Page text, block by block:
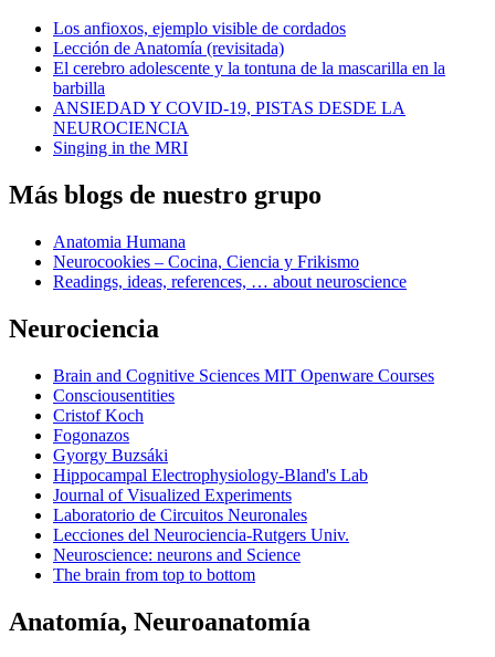
Los anfioxos, ejemplo visible de cordados
Lección de Anatomía (revisitada)
El cerebro adolescente y la tontuna de la mascarilla en la
barbilla
ANSIEDAD Y COVID-19, PISTAS DESDE LA
NEUROCIENCIA
Singing in the MRI
Más blogs de nuestro grupo
Anatomia Humana
Neurocookies – Cocina, Ciencia y Frikismo
Readings, ideas, references, … about neuroscience
Neurociencia
Brain and Cognitive Sciences MIT Openware Courses
Consciousentities
Cristof Koch
Fogonazos
Gyorgy Buzsáki
Hippocampal Electrophysiology-Bland's Lab
Journal of Visualized Experiments
Laboratorio de Circuitos Neuronales
Lecciones del Neurociencia-Rutgers Univ.
Neuroscience: neurons and Science
The brain from top to bottom
Anatomía, Neuroanatomía